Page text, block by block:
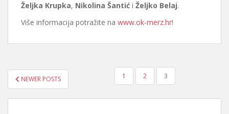
Željka Krupka, Nikolina Šantić i Željko Belaj.
Više informacija potražite na www.ok-merz.hr!
BROJEVI
STRANICA
OBJAVA
NEWER POSTS 1 2 3